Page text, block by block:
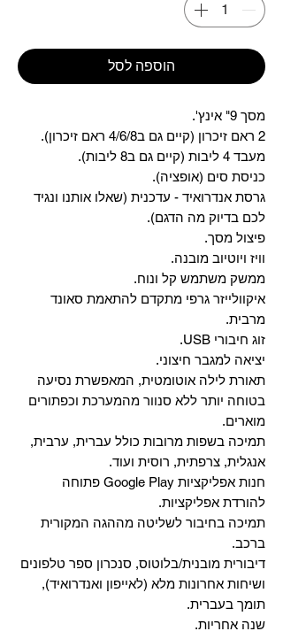
הוספה לסל
מסך 9" אינץ'.
2 ראם זיכרון (קיים גם ב4/6/8 ראם זיכרון).
מעבד 4 ליבות (קיים גם ב8 ליבות).
כניסת סים (אופציה).
גרסת אנדרואיד - עדכנית (שאלו אותנו ונגיד
לכם בדיוק מה הדגם).
פיצול מסך.
וויז ויוטיוב מובנה.
ממשק משתמש קל ונוח.
איקוולייזר גרפי מתקדם להתאמת סאונד
מרבית.
זוג חיבורי USB.
יציאה למגבר חיצוני.
תאורת לילה אוטומטית, המאפשרת נסיעה
בטוחה יותר ללא סנוור מהמערכת וכפתורים
מוארים.
תמיכה בשפות מרובות כולל עברית, ערבית,
אנגלית, צרפתית, רוסית ועוד.
‏חנות אפליקציות Google Play פתוחה
להורדת אפליקציות.
‏תמיכה בחיבור לשליטה מההגה המקורית
ברכב.
‏דיבורית מובנית/בלוטוס, ‏סנכרון ספר טלפונים
ושיחות אחרונות מלא (לאייפון ואנדרואיד),
תומך בעברית.
שנה אחריות.